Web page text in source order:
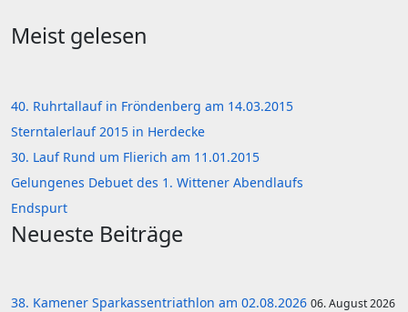
Meist gelesen
40. Ruhrtallauf in Fröndenberg am 14.03.2015
Sterntalerlauf 2015 in Herdecke
30. Lauf Rund um Flierich am 11.01.2015
Gelungenes Debuet des 1. Wittener Abendlaufs
Endspurt
Neueste Beiträge
38. Kamener Sparkassentriathlon am 02.08.2026 06. August 2026